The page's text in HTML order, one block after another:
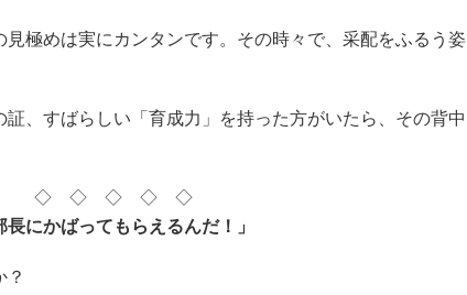
極めは実にカンタンです。その時々で、采配をふるう姿
、すばらしい「育成力」を持った方がいたら、その背中
◇ ◇ ◇ ◇ ◇
にかばってもらえるんだ！」